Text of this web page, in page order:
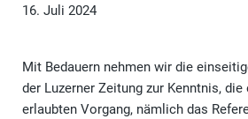
16. Juli 2024
Mit Bedauern nehmen wir die
der Luzerner Zeitung zur Kenntnis,
erlaubten Vorgang, nämlich das